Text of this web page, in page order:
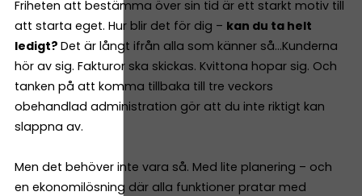
Friheten att bestämma över sin tid är ett starkt motiv till
att starta eget. Hur blir det för dig – kan du ta helt
ledigt? Det är långt ifrån alla som känner så…Kunderna
hör av sig. Fakturor ska skickas. Kvittona hopar sig. Och
tanken på att komma tillbaka till tre veckors
obehandlad administration gör att du inte riktigt kan
slappna av.
Men det behöver inte vara så. Med lite planering – och
en ekonomilösning där alla funktioner pratar med